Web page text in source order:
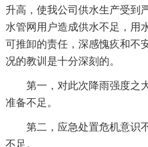
升高，使我公司供水生产受到
水管网用户造成供水不足，用
可推卸的责任，深感愧疚和不
况的教训是十分深刻的。
第一，对此次降雨强度之
准备不足。
第二，应急处置危机意识
不足。